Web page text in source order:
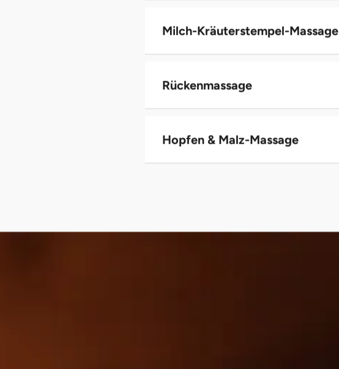
Milch-Kräuterstempel-Massage
Rückenmassage
Hopfen & Malz-Massage